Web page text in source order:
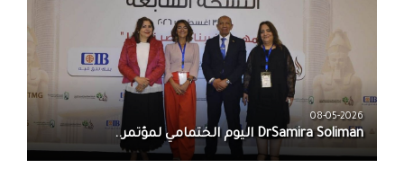
08-05-2026
DrSamira Soliman اليوم الختمامي لمؤتمر..